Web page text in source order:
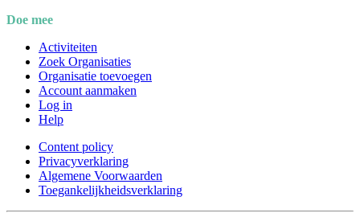
Doe mee
Activiteiten
Zoek Organisaties
Organisatie toevoegen
Account aanmaken
Log in
Help
Content policy
Privacyverklaring
Algemene Voorwaarden
Toegankelijkheidsverklaring